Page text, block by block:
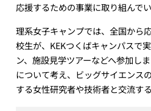
応援するための事業に取り組んでい
理系女子キャンプでは、全国から
校生が、KEKつくばキャンパスで
ン、施設見学ツアーなどへ参加し
について考え、ビッグサイエンス
する女性研究者や技術者と交流す